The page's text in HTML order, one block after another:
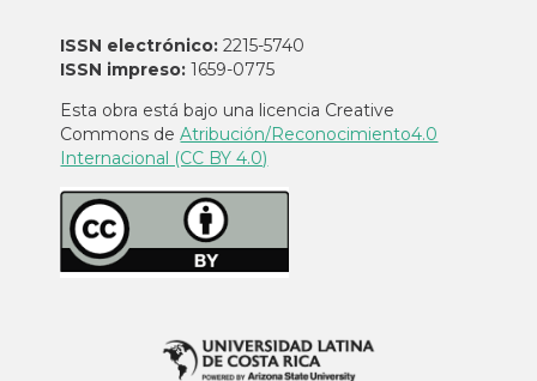
ISSN electrónico: 2215-5740
ISSN impreso: 1659-0775
Esta obra está bajo una licencia Creative
Commons deAtribución/Reconocimiento4.0
Internacional (CC BY 4.0)